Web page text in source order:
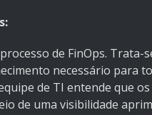
de FinOps. Trata-
necessário para
de TI entende que
de uma visibilidade